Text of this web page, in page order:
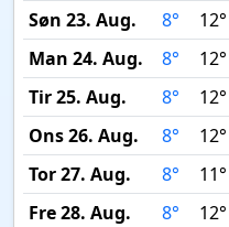
Søn 23. Aug.
8° 12°
Man 24. Aug.
8° 12°
Tir 25. Aug.
8° 12°
Ons 26. Aug.
8° 12°
Tor 27. Aug.
8° 11°
Fre 28. Aug.
8° 12°